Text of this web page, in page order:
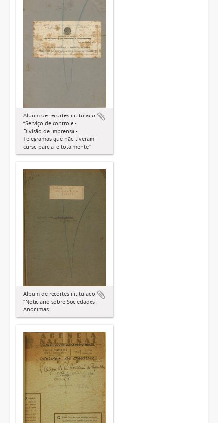
Álbum de recortes intitulado
“Serviço de controle -
Divisão de Imprensa -
Telegramas que não tiveram
curso parcial e totalmente”
Álbum de recortes intitulado
“Notíciário sobre Sociedades
Anônimas”